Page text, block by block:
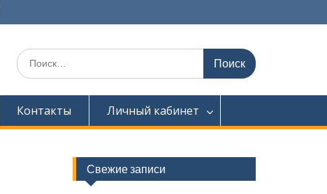
Искать:
Контакты Личный кабинет
Свежие записи